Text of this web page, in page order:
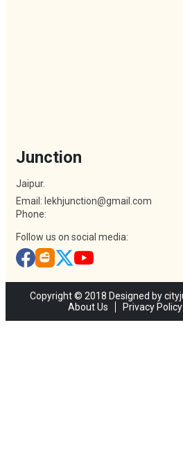
Junction
Jaipur.
Email: lekhjunction@gmail.com
Phone:
Follow us on social media:
Copyright © 2018 Designed by
About Us
Privacy Policy